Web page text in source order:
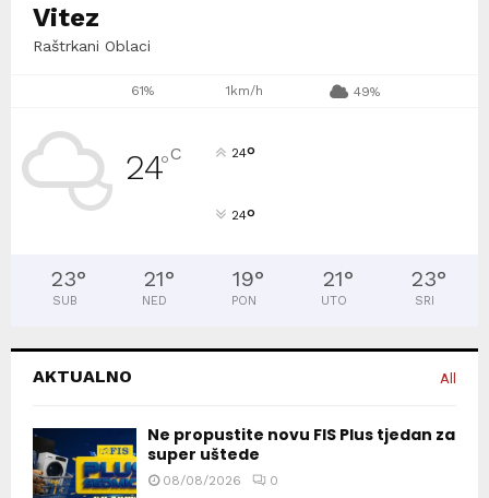
Vitez
Raštrkani Oblaci
61% 1km/h 49%
24°C 24°
24°
23°
SUB
21°
NED
19°
PON
21°
UTO
23°
SRI
AKTUALNO All
Ne propustite novu FIS Plus tjedan za
super uštede
08/08/2026 0